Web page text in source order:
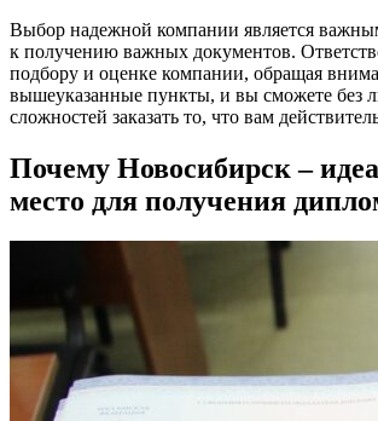
Выбор надежной компании является
к получению важных документов.
подбору и оценке компании, обращая
вышеуказанные пункты, и вы сможете без
сложностей заказать то, что вам
Почему Новосибирск –
место для получения